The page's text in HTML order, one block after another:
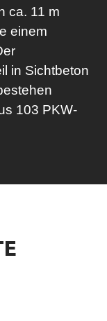
ca. 11 m
einem
in Sichtbeton
103 PKW-